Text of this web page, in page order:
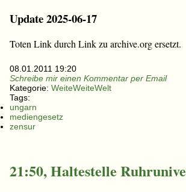
Update 2025-06-17
Toten Link durch Link zu archive.org ersetzt.
08.01.2011 19:20
Schreibe mir einen Kommentar per Email
Kategorie: WeiteWeiteWelt
Tags:
ungarn
mediengesetz
zensur
21:50, Haltestelle